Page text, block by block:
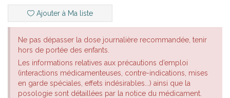
Ajouter à Ma liste
Ne pas dépasser la dose journalière recommandée, tenir
hors de portée des enfants.
Les informations relatives aux précautions d’emploi
(interactions médicamenteuses, contre-indications, mises
en garde spéciales, effets indésirables...) ainsi que la
posologie sont détaillées par la notice du médicament.